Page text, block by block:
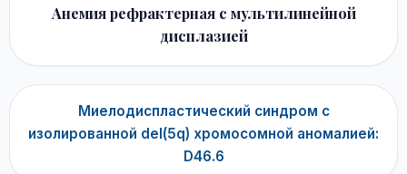
Анемия рефрактерная с мультилинейной
дисплазией
Миелодиспластический синдром с
изолированной del(5q) хромосомной аномалией:
D46.6